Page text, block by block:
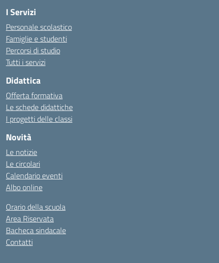
I Servizi
Personale scolastico
Famiglie e studenti
Percorsi di studio
Tutti i servizi
Didattica
Offerta formativa
Le schede didattiche
I progetti delle classi
Novità
Le notizie
Le circolari
Calendario eventi
Albo online
Orario della scuola
Area Riservata
Bacheca sindacale
Contatti